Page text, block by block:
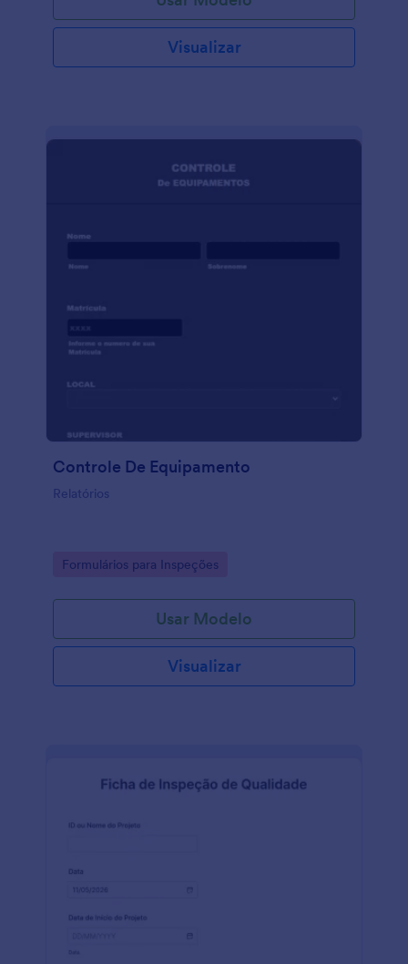
Visualizar
Controle De Equipamento
Relatórios
Go to Category:
Formulários para Inspeções
Usar Modelo
Visualizar